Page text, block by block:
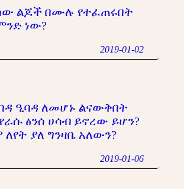
ልጆች በሙሉ የተፈጠሩበት
ነው?
2019-01-02
ዒባዳ ለመሆኑ ልናውቅበት
ፅንሰ ሀሳብ ይኖረው ይሆን?
ያለ ግንዛቤ አለውን?
2019-01-06